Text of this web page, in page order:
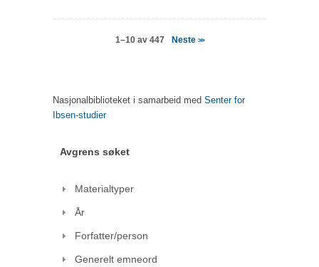
1–10 av 447 Neste >>
Nasjonalbiblioteket i samarbeid med Senter for
Ibsen-studier
Avgrens søket
Materialtyper
År
Forfatter/person
Generelt emneord